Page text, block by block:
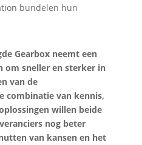
Gearbox neemt een
om sneller en sterker in
van de
combinatie van kennis,
willen beide
nog beter
van kansen en het